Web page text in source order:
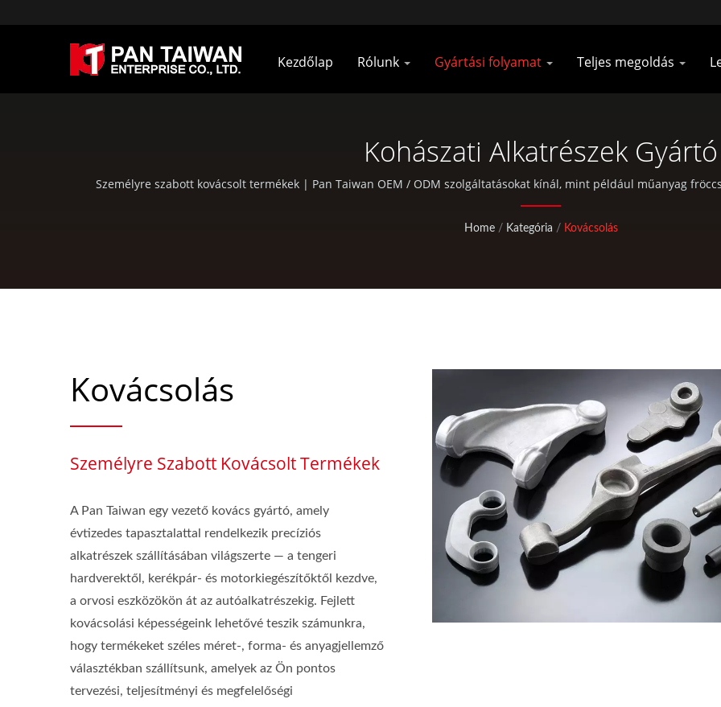
Kezdőlap Rólunk Gyártási folyamat Teljes megoldás
Kohászati Alkatrészek Gyártó
Személyre szabott kovácsolt termékek | Pan Taiwan OEM / ODM szolgáltatásokat kínál, mint például műanyag
tasakok, valamint standard kerékpár- és szabadtéri tevékenységekhez
Home / Kategória / Kovácsolás
Kovácsolás
Személyre Szabott Kovácsolt Termékek
A Pan Taiwan egy vezető kovács gyártó, amely
évtizedes tapasztalattal rendelkezik precíziós
alkatrészek szállításában világszerte — a tengeri
hardverektől, kerékpár- és motorkiegészítőktől kezdve,
a orvosi eszközökön át az autóalkatrészekig. Fejlett
kovácsolási képességeink lehetővé teszik számunkra,
hogy termékeket széles méret-, forma- és anyagjellemző
választékban szállítsunk, amelyek az Ön pontos
tervezési, teljesítményi és megfelelőségi